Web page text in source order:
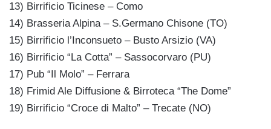
13) Birrificio Ticinese – Como
14) Brasseria Alpina – S.Germano Chisone (TO)
15) Birrificio l’Inconsueto – Busto Arsizio (VA)
16) Birrificio “La Cotta” – Sassocorvaro (PU)
17) Pub “Il Molo” – Ferrara
18) Frimid Ale Diffusione & Birroteca “The Dome”
19) Birrificio “Croce di Malto” – Trecate (NO)